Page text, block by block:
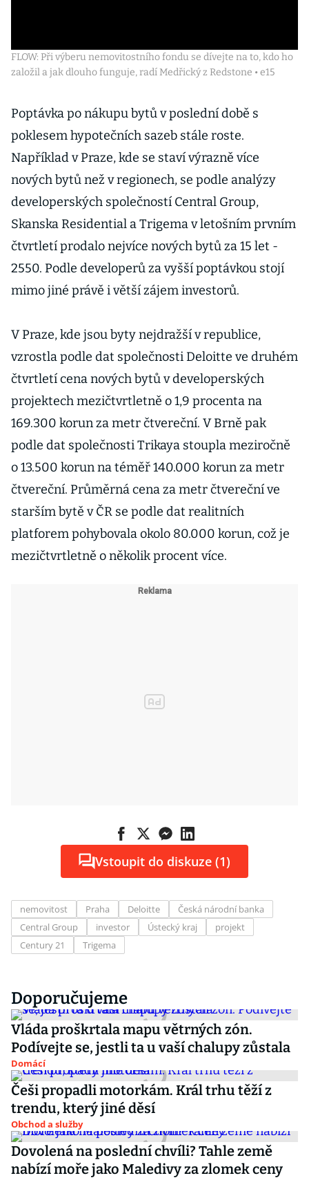
FLOW: Při výberu nemovitostního fondu se dívejte na to, kdo ho
založil a jak dlouho funguje, radí Medřický z Redstone • e15
Poptávka po nákupu bytů v poslední době s
poklesem hypotečních sazeb stále roste.
Například v Praze, kde se staví výrazně více
nových bytů než v regionech, se podle analýzy
developerských společností Central Group,
Skanska Residential a Trigema v letošním prvním
čtvrtletí prodalo nejvíce nových bytů za 15 let -
2550. Podle developerů za vyšší poptávkou stojí
mimo jiné právě i větší zájem investorů.
V Praze, kde jsou byty nejdražší v republice,
vzrostla podle dat společnosti Deloitte ve druhém
čtvrtletí cena nových bytů v developerských
projektech mezičtvrtletně o 1,9 procenta na
169.300 korun za metr čtvereční. V Brně pak
podle dat společnosti Trikaya stoupla meziročně
o 13.500 korun na téměř 140.000 korun za metr
čtvereční. Průměrná cena za metr čtvereční ve
starším bytě v ČR se podle dat realitních
platforem pohybovala okolo 80.000 korun, což je
mezičtvrtletně o několik procent více.
Vstoupit do diskuze (1)
nemovitost Praha Deloitte
Česká národní banka
Central Group
investor Ústecký kraj
projekt
Century 21
Trigema
Doporučujeme
Vláda proškrtala mapu větrných zón.
Podívejte se, jestli ta u vaší chalupy zůstala
Domácí
Češi propadli motorkám. Král trhu těží z
trendu, který jiné děsí
Obchod a služby
Dovolená na poslední chvíli? Tahle země
nabízí moře jako Maledivy za zlomek ceny